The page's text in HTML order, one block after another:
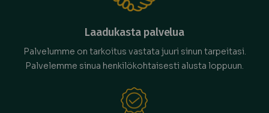
Laadukasta palvelua
Palvelumme on tarkoitus vastata juuri sinun tarpeitasi.
Palvelemme sinua henkilökohtaisesti alusta loppuun.